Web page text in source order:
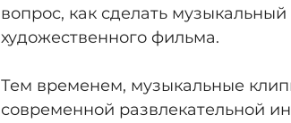
вопрос, как сделать
художественного фильма.
Тем временем, музыкальные
современной развлекательной